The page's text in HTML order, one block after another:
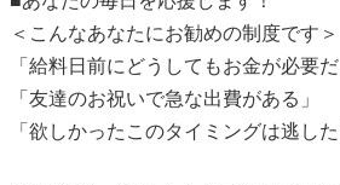
＜こんなあなたにお勧めの制度です＞
「給料日前にどうしてもお金が必要だ
「友達のお祝いで急な出費がある」
「欲しかったこのタイミングは逃した